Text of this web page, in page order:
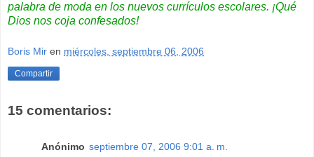
palabra de moda en los nuevos currículos escolares. ¡Qué
Dios nos coja confesados!
Boris Mir en miércoles, septiembre 06, 2006
Compartir
15 comentarios:
Anónimo septiembre 07, 2006 9:01 a. m.